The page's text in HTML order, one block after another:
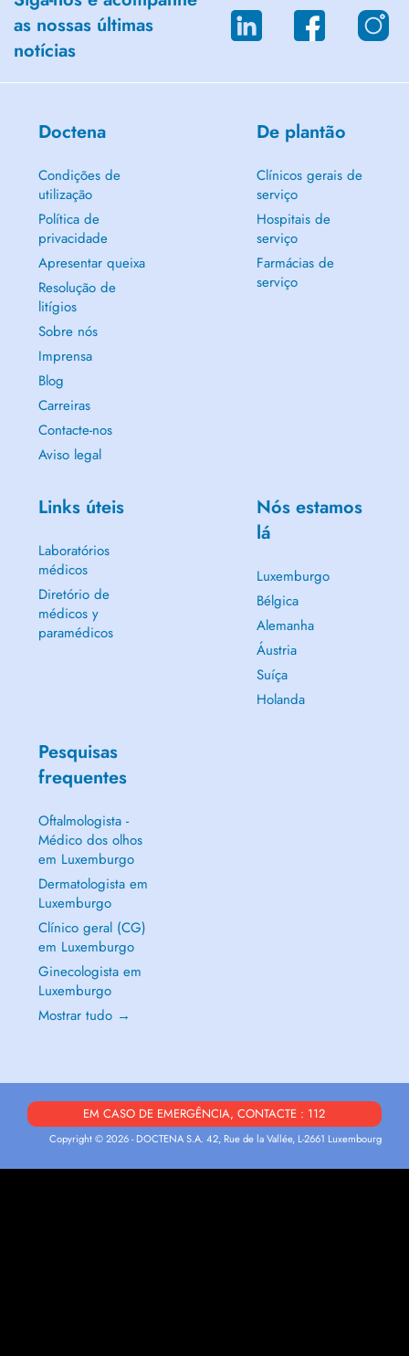
as nossas últimas
notícias
Doctena
Condições de
utilização
Política de
privacidade
Apresentar queixa
Resolução de
litígios
Sobre nós
Imprensa
Blog
Carreiras
Contacte-nos
Aviso legal
De plantão
Clínicos gerais de
serviço
Hospitais de
serviço
Farmácias de
serviço
Links úteis
Laboratórios
médicos
Diretório de
médicos y
paramédicos
Nós estamos
lá
Luxemburgo
Bélgica
Alemanha
Áustria
Suíça
Holanda
Pesquisas
frequentes
Oftalmologista -
Médico dos olhos
em Luxemburgo
Dermatologista em
Luxemburgo
Clínico geral (CG)
em Luxemburgo
Ginecologista em
Luxemburgo
Mostrar tudo →
EM CASO DE EMERGÊNCIA, CONTACTE : 112
Copyright © 2026 - DOCTENA S.A. 42, Rue de la Vallée, L-2661 Luxembourg